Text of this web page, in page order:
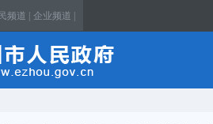
频道 | 企业频道 |